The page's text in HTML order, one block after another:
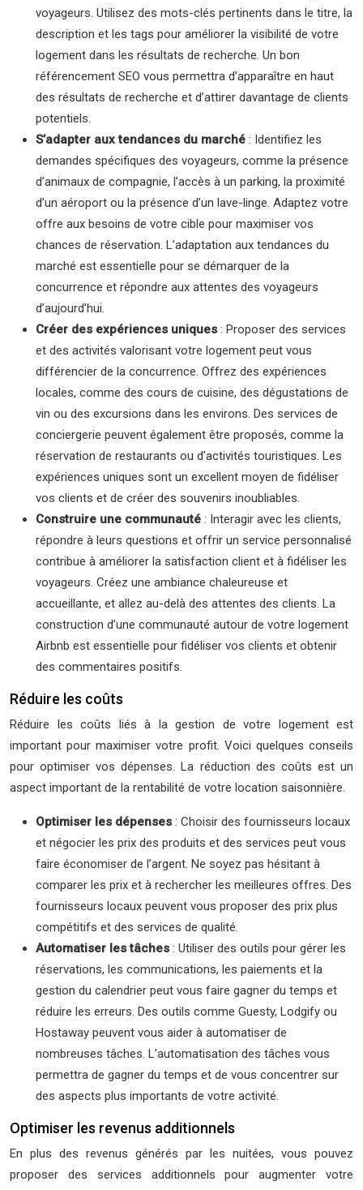
voyageurs. Utilisez des mots-clés pertinents dans le titre, la
description et les tags pour améliorer la visibilité de votre
logement dans les résultats de recherche. Un bon
référencement SEO vous permettra d’apparaître en haut
des résultats de recherche et d’attirer davantage de clients
potentiels.
S’adapter aux tendances du marché : Identifiez les
demandes spécifiques des voyageurs, comme la présence
d’animaux de compagnie, l’accès à un parking, la proximité
d’un aéroport ou la présence d’un lave-linge. Adaptez votre
offre aux besoins de votre cible pour maximiser vos
chances de réservation. L’adaptation aux tendances du
marché est essentielle pour se démarquer de la
concurrence et répondre aux attentes des voyageurs
d’aujourd’hui.
Créer des expériences uniques : Proposer des services
et des activités valorisant votre logement peut vous
différencier de la concurrence. Offrez des expériences
locales, comme des cours de cuisine, des dégustations de
vin ou des excursions dans les environs. Des services de
conciergerie peuvent également être proposés, comme la
réservation de restaurants ou d’activités touristiques. Les
expériences uniques sont un excellent moyen de fidéliser
vos clients et de créer des souvenirs inoubliables.
Construire une communauté : Interagir avec les clients,
répondre à leurs questions et offrir un service personnalisé
contribue à améliorer la satisfaction client et à fidéliser les
voyageurs. Créez une ambiance chaleureuse et
accueillante, et allez au-delà des attentes des clients. La
construction d’une communauté autour de votre logement
Airbnb est essentielle pour fidéliser vos clients et obtenir
des commentaires positifs.
Réduire les coûts
Réduire les coûts liés à la gestion de votre logement est
important pour maximiser votre profit. Voici quelques conseils
pour optimiser vos dépenses. La réduction des coûts est un
aspect important de la rentabilité de votre location saisonnière.
Optimiser les dépenses : Choisir des fournisseurs locaux
et négocier les prix des produits et des services peut vous
faire économiser de l’argent. Ne soyez pas hésitant à
comparer les prix et à rechercher les meilleures offres. Des
fournisseurs locaux peuvent vous proposer des prix plus
compétitifs et des services de qualité.
Automatiser les tâches : Utiliser des outils pour gérer les
réservations, les communications, les paiements et la
gestion du calendrier peut vous faire gagner du temps et
réduire les erreurs. Des outils comme Guesty, Lodgify ou
Hostaway peuvent vous aider à automatiser de
nombreuses tâches. L’automatisation des tâches vous
permettra de gagner du temps et de vous concentrer sur
des aspects plus importants de votre activité.
Optimiser les revenus additionnels
En plus des revenus générés par les nuitées, vous pouvez
proposer des services additionnels pour augmenter votre